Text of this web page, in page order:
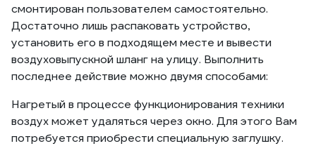
смонтирован пользователем самостоятельно.
Достаточно лишь распаковать устройство,
установить его в подходящем месте и вывести
воздуховыпускной шланг на улицу. Выполнить
последнее действие можно двумя способами:
Нагретый в процессе функционирования техники
воздух может удаляться через окно. Для этого Вам
потребуется приобрести специальную заглушку.